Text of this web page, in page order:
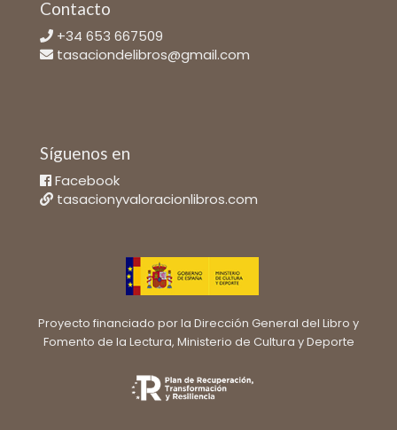
Contacto
+34 653 667509
tasaciondelibros@gmail.com
Síguenos en
Facebook
tasacionyvaloracionlibros.com
Proyecto financiado por la Dirección General del Libro y
Fomento de la Lectura, Ministerio de Cultura y Deporte